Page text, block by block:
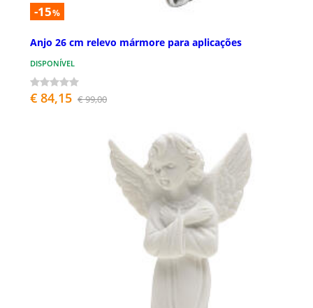
-15%
Anjo 26 cm relevo mármore para aplicações
DISPONÍVEL
€ 84,15 € 99,00